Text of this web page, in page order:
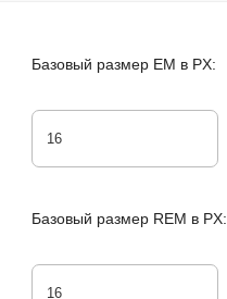
Базовый размер EM в PX:
Базовый размер REM в PX: